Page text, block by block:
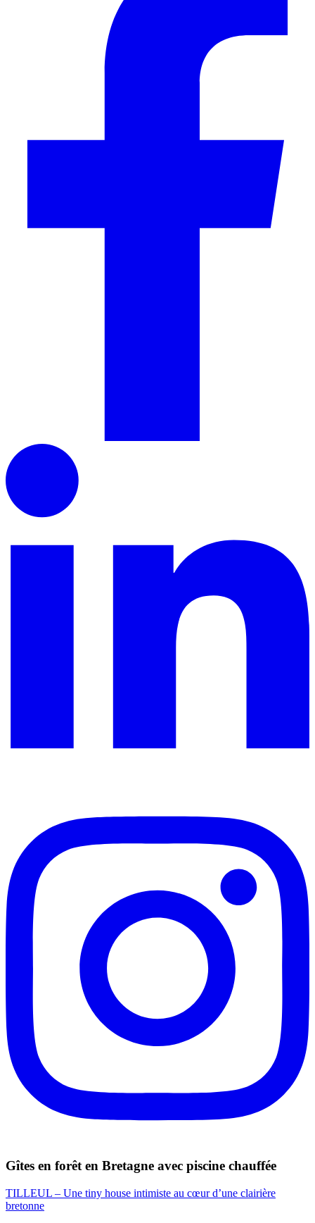
Gîtes en forêt en Bretagne avec piscine chauffée
TILLEUL – Une tiny house intimiste au cœur d’une clairière
bretonne